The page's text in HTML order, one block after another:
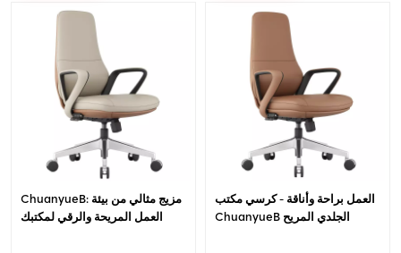
الاستثنائي لإنتاجية مكان العمل.بريد
إلكتروني :الاستفسار@jnsvip.com
مكان العمل.بريد إلكتروني :
requiry@jnsvip.com /
whatsapp: +8615816935891
ChuanyueB: مزيج مثالي من بيئة
العمل المريحة والرقي لمكتبك
العمل براحة وأناقة - كرسي مكتب
ChuanyueB الجلدي المريح